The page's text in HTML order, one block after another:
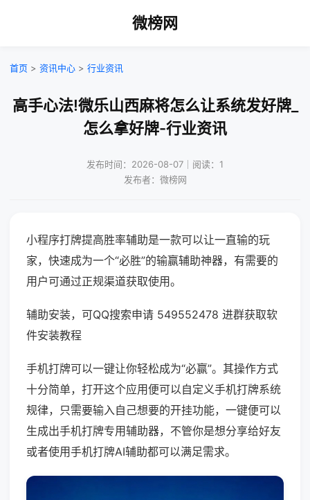
微榜网
首页 > 资讯中心 > 行业资讯
高手心法!微乐山西麻将怎么让系统发好牌_
怎么拿好牌-行业资讯
发布时间：2026-08-07｜阅读：1
发布者：微榜网
小程序打牌提高胜率辅助是一款可以让一直输的玩
家，快速成为一个“必胜”的输赢辅助神器，有需要的
用户可通过正规渠道获取使用。
辅助安装，可QQ搜索申请 549552478 进群获取软
件安装教程
手机打牌可以一键让你轻松成为“必赢”。其操作方式
十分简单，打开这个应用便可以自定义手机打牌系统
规律，只需要输入自己想要的开挂功能，一键便可以
生成出手机打牌专用辅助器，不管你是想分享给好友
或者使用手机打牌AI辅助都可以满足需求。